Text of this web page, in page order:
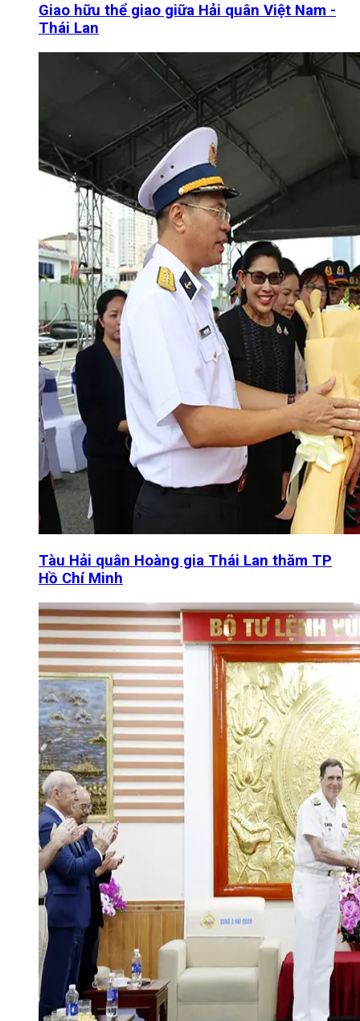
Giao hữu thể giao giữa Hải quân Việt Nam -
Thái Lan
Tàu Hải quân Hoàng gia Thái Lan thăm TP
Hồ Chí Minh